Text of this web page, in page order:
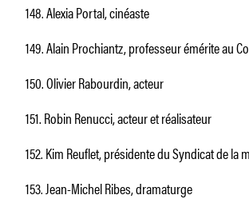
148. Alexia Portal, cinéaste
149. Alain Prochiantz, professeur émérite au
150. Olivier Rabourdin, acteur
151. Robin Renucci, acteur et réalisateur
152. Kim Reuflet, présidente du Syndicat de la
153. Jean-Michel Ribes, dramaturge